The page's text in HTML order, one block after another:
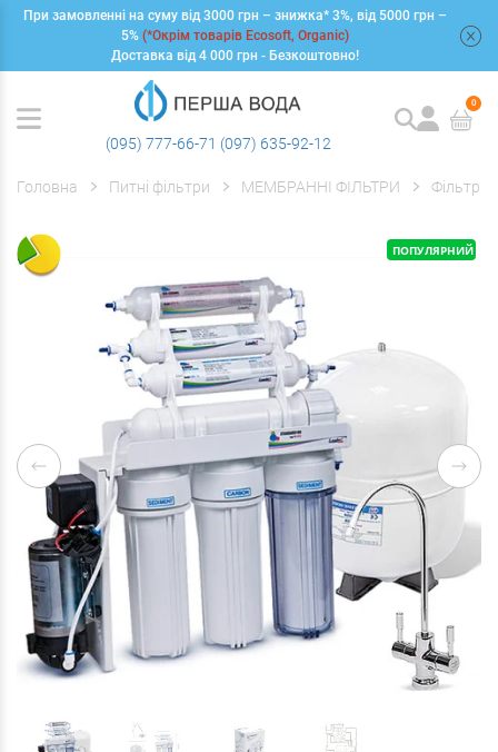
При замовленні на суму від 3000 грн – знижка* 3%, від 5000 грн –
5% (*Окрім товарів Ecosoft, Organic)
Доставка від 4 000 грн - Безкоштовно!
(095) 777-66-71 (097) 635-92-12
0
Головна Питні фільтри МЕМБРАННІ ФІЛЬТРИ Фільтри
ПОПУЛЯРНИЙ